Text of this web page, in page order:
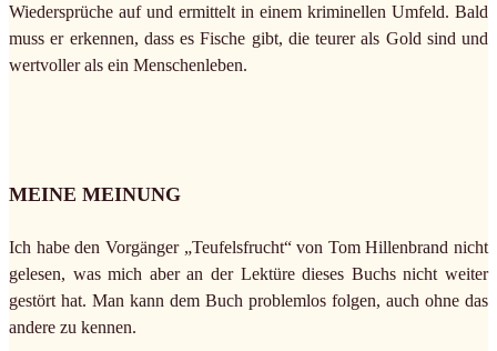
Wiedersprüche auf und ermittelt in einem kriminellen Umfeld. Bald
muss er erkennen, dass es Fische gibt, die teurer als Gold sind und
wertvoller als ein Menschenleben.
MEINE MEINUNG
Ich habe den Vorgänger „Teufelsfrucht“ von Tom Hillenbrand nicht
gelesen, was mich aber an der Lektüre dieses Buchs nicht weiter
gestört hat. Man kann dem Buch problemlos folgen, auch ohne das
andere zu kennen.